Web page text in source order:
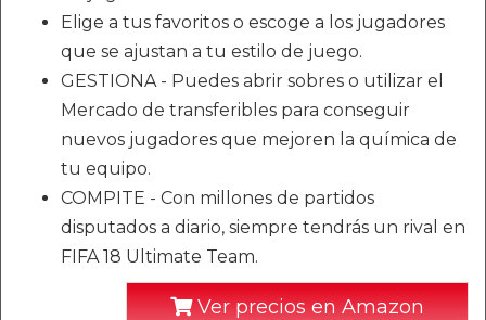
Elige a tus favoritos o escoge a los jugadores
que se ajustan a tu estilo de juego.
GESTIONA - Puedes abrir sobres o utilizar el
Mercado de transferibles para conseguir
nuevos jugadores que mejoren la química de
tu equipo.
COMPITE - Con millones de partidos
disputados a diario, siempre tendrás un rival en
FIFA 18 Ultimate Team.
Ver precios en Amazon